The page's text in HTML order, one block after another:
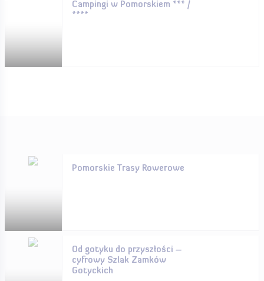
Campingi w Pomorskiem *** /
****
Pomorskie Trasy Rowerowe
Od gotyku do przyszłości –
cyfrowy Szlak Zamków
Gotyckich